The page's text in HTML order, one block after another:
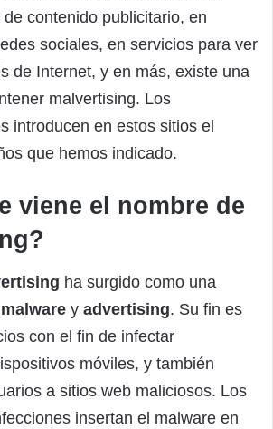
contenido publicitario, en
sociales, en servicios para ver
de Internet, y en más, existe una
malvertising. Los
introducen en estos sitios el
que hemos indicado.
viene el nombre de
ha surgido como una
malware y advertising. Su fin es
con el fin de infectar
móviles, y también
a sitios web maliciosos. Los
insertan el malware en